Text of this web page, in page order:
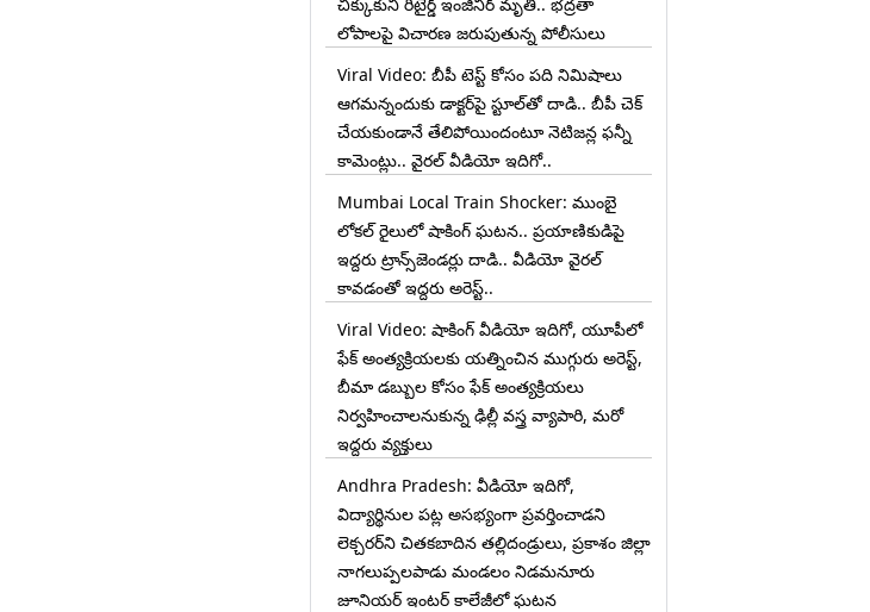
లోపాలపై విచారణ జరుపుతున్న పోలీసులు
Viral Video: బీపీ టెస్ట్‌ కోసం పది నిమిషాలు
ఆగమన్నందుకు డాక్టర్‌పై స్టూల్‌తో దాడి.. బీపీ చెక్
చేయకుండానే తేలిపోయిందంటూ నెటిజన్ల ఫన్నీ
కామెంట్లు.. వైరల్ వీడియో ఇదిగో..
Mumbai Local Train Shocker: ముంబై
లోకల్ రైలులో షాకింగ్ ఘటన.. ప్రయాణికుడిపై
ఇద్దరు ట్రాన్స్‌జెండర్లు దాడి.. వీడియో వైరల్
కావడంతో ఇద్దరు అరెస్ట్..
Viral Video: షాకింగ్ వీడియో ఇదిగో, యూపీలో
ఫేక్ అంత్యక్రియలకు యత్నించిన ముగ్గురు అరెస్ట్,
బీమా డబ్బుల కోసం ఫేక్ అంత్యక్రియలు
నిర్వహించాలనుకున్న ఢిల్లీ వస్త్ర వ్యాపారి, మరో
ఇద్దరు వ్యక్తులు
Andhra Pradesh: వీడియో ఇదిగో,
విద్యార్థినుల పట్ల అసభ్యంగా ప్రవర్తించాడని
లెక్చ‌ర‌ర్‌ని చిత‌క‌బాదిన త‌ల్లిదండ్రులు, ప్రకాశం జిల్లా
నాగలుప్పలపాడు మండలం నిడమనూరు
జూనియర్ ఇంటర్ కాలేజీలో ఘటన